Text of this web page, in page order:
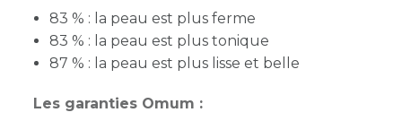
83 % : la peau est plus ferme
83 % : la peau est plus tonique
87 % : la peau est plus lisse et belle
Les garanties Omum :